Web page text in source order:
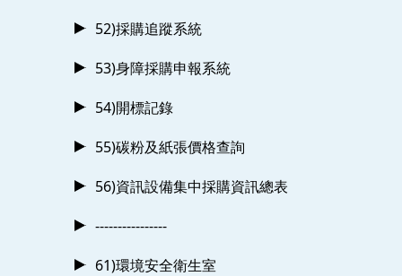
52)採購追蹤系統
53)身障採購申報系統
54)開標記錄
55)碳粉及紙張價格查詢
56)資訊設備集中採購資訊總表
----------------
61)環境安全衛生室